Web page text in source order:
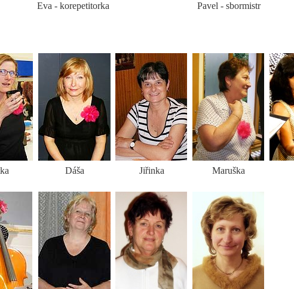
Eva - korepetitorka Pavel - sbormistr
Dáša Jiřinka Maruška